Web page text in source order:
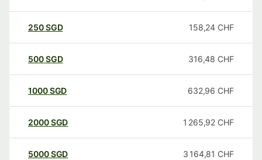
250SGD 158,24 CHF
500SGD 316,48 CHF
1000SGD 632,96 CHF
2000SGD 1 265,92 CHF
5000SGD 3 164,81 CHF